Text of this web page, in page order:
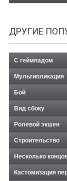
ДРУГИЕ
С геймпадом
Мультипликация
Бой
Вид сбоку
Ролевой экшен
Строительство
Несколько
Кастомизация